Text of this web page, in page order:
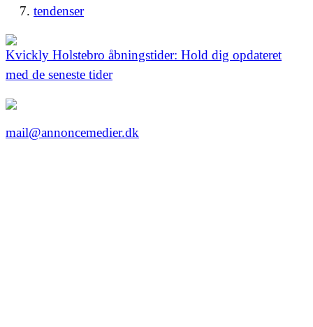
tendenser
Kvickly Holstebro åbningstider: Hold dig opdateret
med de seneste tider
mail@annoncemedier.dk